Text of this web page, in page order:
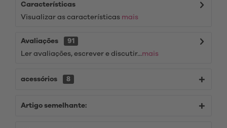
Características
Visualizar as características mais
Avaliações
91
Ler avaliações, escrever e discutir...mais
acessórios 8
Artigo semelhante: